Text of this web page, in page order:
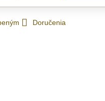
Doručenia